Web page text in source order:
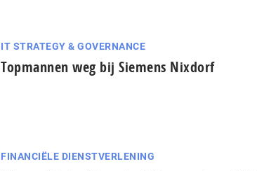
IT STRATEGY & GOVERNANCE
Topmannen weg bij Siemens Nixdorf
FINANCIËLE DIENSTVERLENING